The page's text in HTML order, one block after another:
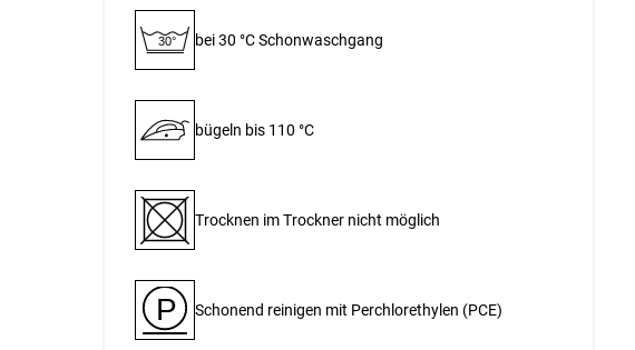
30° bei 30 °C Schon­waschgang
bügeln bis 110 °C
Trocknen im Trockner nicht möglich
P Schonend reinigen mit Perchlor­ethylen (PCE)